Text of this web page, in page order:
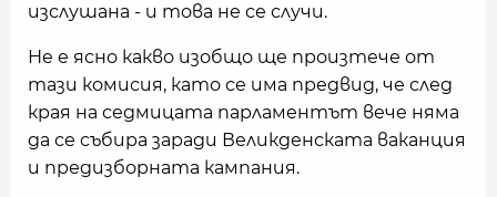
изслушана - и това не се случи.
Не е ясно какво изобщо ще произтече от
тази комисия, като се има предвид, че след
края на седмицата парламентът вече няма
да се събира заради Великденската ваканция
и предизборната кампания.